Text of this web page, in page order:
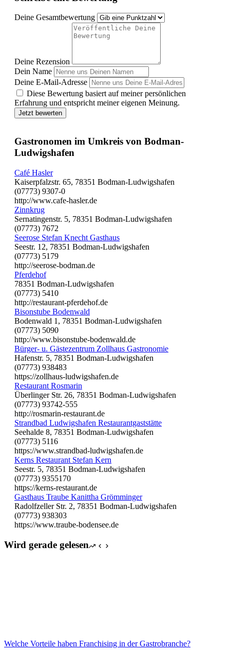
Deine Gesamtbewertung
Deine Rezension
Dein Name
Deine E-Mail-Adresse
Diese Bewertung basiert auf meiner persönlichen
Erfahrung und entspricht meiner eigenen Meinung.
Jetzt bewerten
Gastronomen im Umkreis von Bodman-
Ludwigshafen
Café Hasler
Kaiserpfalzstr. 65, 78351 Bodman-Ludwigshafen
(07773) 9307-0
http://www.cafe-hasler.de
Zinnkrug
Sernatingenstr. 5, 78351 Bodman-Ludwigshafen
(07773) 7672
Seerose Stefan Knecht Gasthaus
Seestr. 12, 78351 Bodman-Ludwigshafen
(07773) 5179
http://seerose-bodman.de
Pferdehof
78351 Bodman-Ludwigshafen
(07773) 5410
http://restaurant-pferdehof.de
Bisonstube Bodenwald
Bodenwald 1, 78351 Bodman-Ludwigshafen
(07773) 5090
http://www.bisonstube-bodenwald.de
Bürger- u. Gästezentrum Zollhaus Gastronomie
Hafenstr. 5, 78351 Bodman-Ludwigshafen
(07773) 938483
https://zollhaus-ludwigshafen.de
Restaurant Rosmarin
Überlinger Str. 26, 78351 Bodman-Ludwigshafen
(07773) 93742-555
http://rosmarin-restaurant.de
Strandbad Ludwigshafen Restaurantgaststätte
Seehalde 8, 78351 Bodman-Ludwigshafen
(07773) 5116
https://www.strandbad-ludwigshafen.de
Kerns Restaurant Stefan Kern
Seestr. 5, 78351 Bodman-Ludwigshafen
(07773) 9355170
https://kerns-restaurant.de
Gasthaus Traube Kanittha Grömminger
Radolfzeller Str. 2, 78351 Bodman-Ludwigshafen
(07773) 938303
https://www.traube-bodensee.de
Wird gerade gelesen
Welche Vorteile haben Franchising in der Gastrobranche?